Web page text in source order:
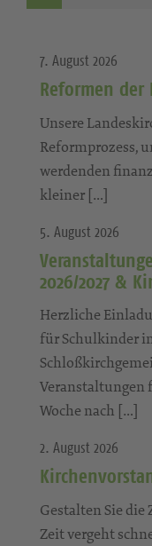
7. August 2026
Reformen der
Unsere
Reformprozess,
werdenden
kleiner […]
5. August 2026
2026/2027 &
Herzliche
für Schulkinder
Veranstaltungen
Woche nach […]
2. August 2026
Gestalten Sie
Zeit vergeht